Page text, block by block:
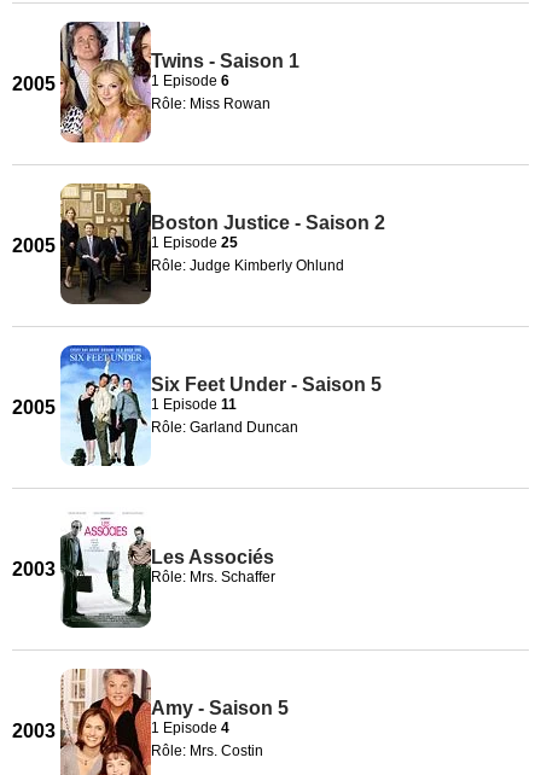
2005
Twins - Saison 1
1 Episode 6
Rôle: Miss Rowan
2005
Boston Justice - Saison 2
1 Episode 25
Rôle: Judge Kimberly Ohlund
2005
Six Feet Under - Saison 5
1 Episode 11
Rôle: Garland Duncan
2003
Les Associés
Rôle: Mrs. Schaffer
2003
Amy - Saison 5
1 Episode 4
Rôle: Mrs. Costin